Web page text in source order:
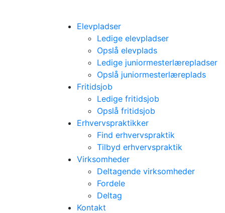
Elevpladser
Ledige elevpladser
Opslå elevplads
Ledige juniormesterlærepladser
Opslå juniormesterlæreplads
Fritidsjob
Ledige fritidsjob
Opslå fritidsjob
Erhvervspraktikker
Find erhvervspraktik
Tilbyd erhvervspraktik
Virksomheder
Deltagende virksomheder
Fordele
Deltag
Kontakt